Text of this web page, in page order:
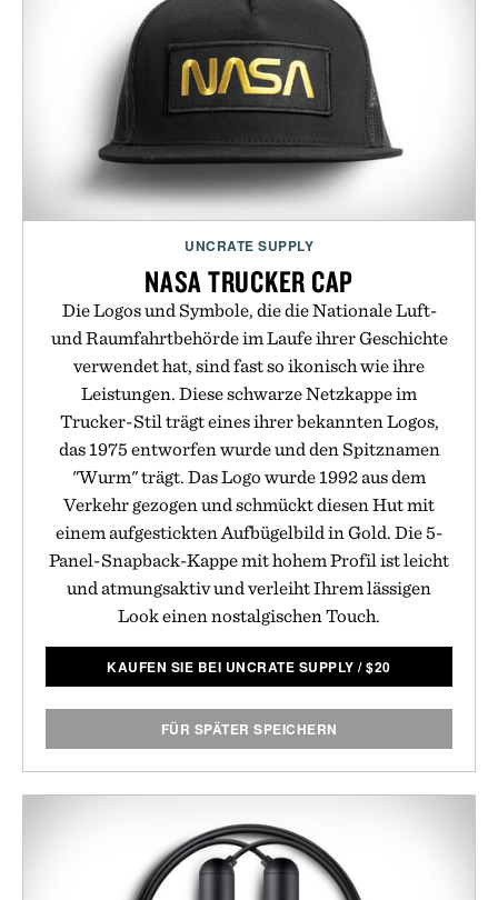
UNCRATE SUPPLY
NASA TRUCKER CAP
Die Logos und Symbole, die die Nationale Luft-
und Raumfahrtbehörde im Laufe ihrer Geschichte
verwendet hat, sind fast so ikonisch wie ihre
Leistungen. Diese schwarze Netzkappe im
Trucker-Stil trägt eines ihrer bekannten Logos,
das 1975 entworfen wurde und den Spitznamen
"Wurm" trägt. Das Logo wurde 1992 aus dem
Verkehr gezogen und schmückt diesen Hut mit
einem aufgestickten Aufbügelbild in Gold. Die 5-
Panel-Snapback-Kappe mit hohem Profil ist leicht
und atmungsaktiv und verleiht Ihrem lässigen
Look einen nostalgischen Touch.
KAUFEN SIE BEI UNCRATE SUPPLY /$20
FÜR SPÄTER SPEICHERN